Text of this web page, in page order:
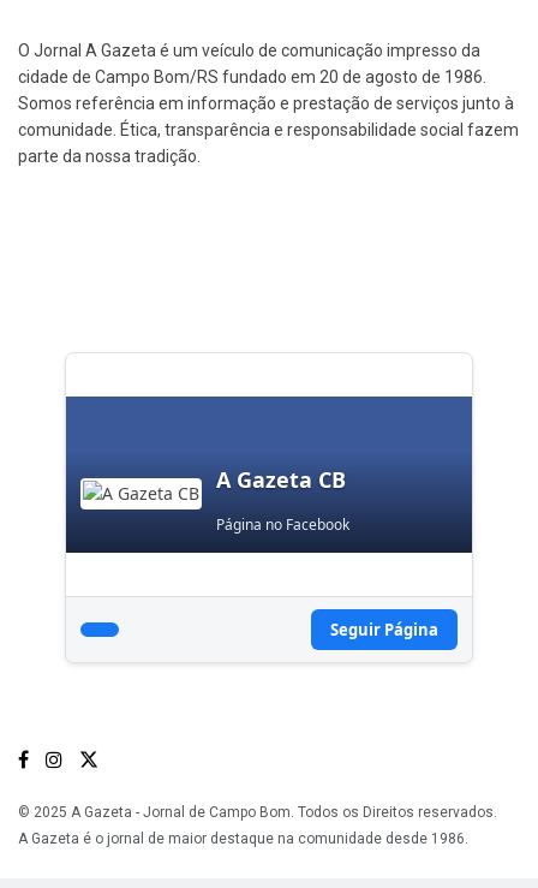
O Jornal A Gazeta é um veículo de comunicação impresso da
cidade de Campo Bom/RS fundado em 20 de agosto de 1986.
Somos referência em informação e prestação de serviços junto à
comunidade. Ética, transparência e responsabilidade social fazem
parte da nossa tradição.
A Gazeta CB
Página no Facebook
Seguir Página
© 2025 A Gazeta - Jornal de Campo Bom. Todos os Direitos reservados.
A Gazeta é o jornal de maior destaque na comunidade desde 1986.